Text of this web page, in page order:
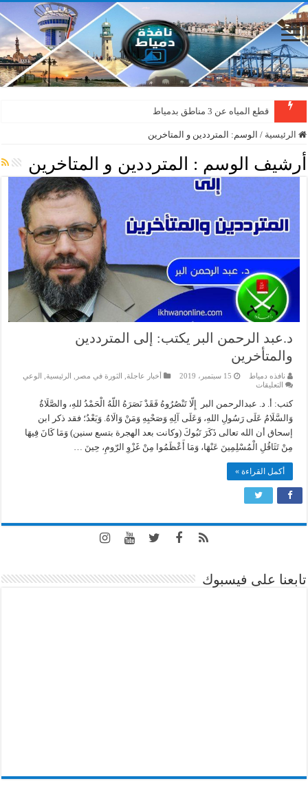
قطع المياه عن 3 مناطق بدمياط
الرئيسية / الوسم: المترددين و المتاخرين
أرشيف الوسم : المترددين و المتاخرين
د.عبد الرحمن البر يكتب: إلى المترددين
والمتأخرين
نافذه دمياط 15 سبتمبر، 2019 أخبار عاجلة الثورة في مصر الرئيسية
الوعي
التعليقاتعلى
الرحمن
يكتب:
إلى
المترددين
والمتأخرين
كتب: أ. د. عبدالرحمن البر إِلّا تَنْصُرُوهُ فَقَدْ نَصَرَهُ اللّهُ الْحَمْدُ للهِ، والصَّلَاةُ
وَالسَّلَامُ عَلَى رَسُولِ اللهِ، وَعَلَى آلِهِ وَصَحْبِهِ وَمَنْ وَالَاهُ. وَبَعْدُ؛ فقد ذكر ابن
إسحاق أن الله تعالى ذَكَرَ تَبُوكَ (وكانت بعد الهجرة بتسع سنين) وَمَا كَانَ فِيهَا
مِنْ تَثَاقُلِ الْمُسْلِمِينَ عَنْهَا، وَمَا أَعْظَمُوا مِنْ غَزْوِ الرّومِ، حِينَ …
أكمل القراءة »
تابعنا على فيسبوك